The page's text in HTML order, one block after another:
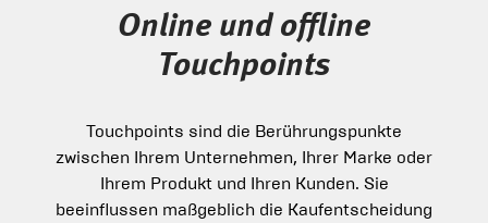
Online und offline
Touchpoints
Touchpoints sind die Berührungspunkte
zwischen Ihrem Unternehmen, Ihrer Marke oder
Ihrem Produkt und Ihren Kunden. Sie
beeinflussen maßgeblich die Kaufentscheidung